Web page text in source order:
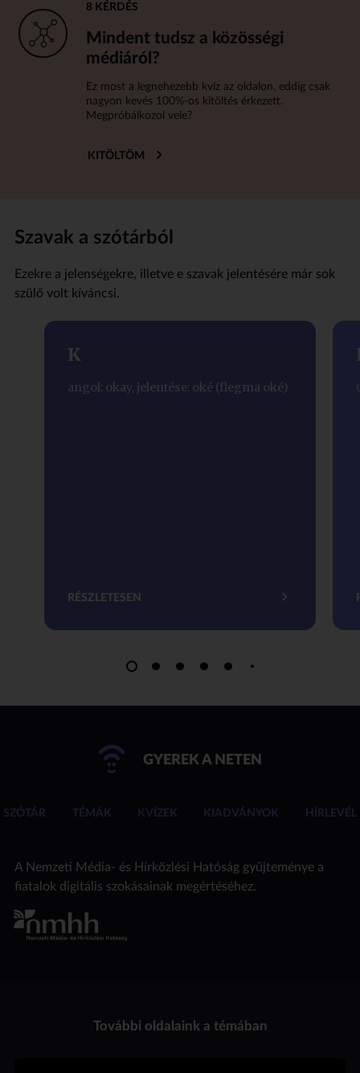
8 KÉRDÉS
Mindent tudsz a közösségi
médiáról?
Ez most a legnehezebb kvíz az oldalon, eddig csak
nagyon kevés 100%-os kitöltés érkezett.
Megpróbálkozol vele?
KITÖLTÖM
Szavak a szótárból
Ezekre a jelenségekre, illetve e szavak jelentésére már sok
szülő volt kíváncsi.
K
angol: okay, jelentése: oké (flegma oké)
RÉSZLETESEN
GYEREK A NETEN
SZÓTÁR TÉMÁK KVÍZEK KIADVÁNYOK HÍRLEVÉL
A Nemzeti Média- és Hírközlési Hatóság gyűjteménye a
fiatalok digitális szokásainak megértéséhez.
További oldalaink a témában